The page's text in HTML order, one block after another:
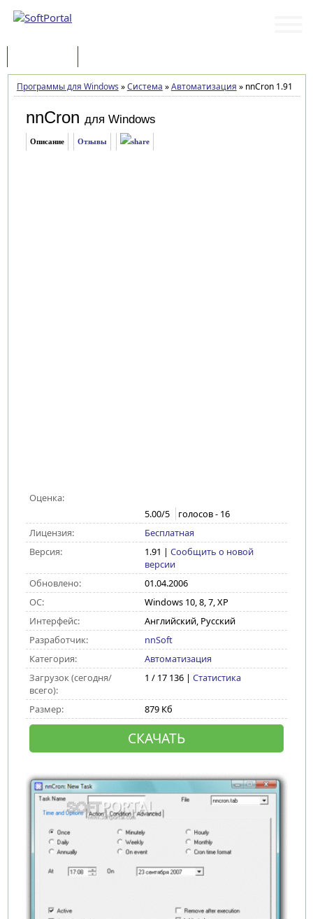
Программы для Windows »Система »Автоматизация »nnCron 1.91
nnCron для Windows
Описание Отзывы
Оценка:
5.00/5 голосов - 16
Лицензия:
Бесплатная
Версия:
1.91 | Сообщить о новой
версии
Обновлено:
01.04.2006
ОС:
Windows 10, 8, 7, XP
Интерфейс:
Английский, Русский
Разработчик:
nnSoft
Категория:
Автоматизация
Загрузок (сегодня/
всего):
1 / 17 136 | Статистика
Размер: 879 Кб
СКАЧАТЬ